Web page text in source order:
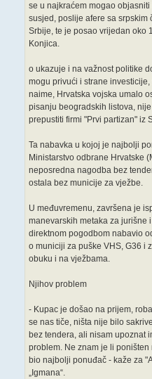
se u najkraćem mogao
susjed, poslije afere sa
Srbije, te je posao vrijedan oko
Konjica.
o ukazuje i na važnost politike
mogu privući i strane
naime, Hrvatska vojska umalo
pisanju beogradskih listova,
prepustiti firmi "Prvi partizan" iz
Ta nabavka u kojoj je najbolji
Ministarstvo odbrane Hrvatske
neposredna nagodba bez
ostala bez municije za vježbe.
U međuvremenu, završena je
manevarskih metaka za jurišne
direktnom pogodbom nabavio
o municiji za puške VHS, G36 i
obuku i na vježbama.
Njihov problem
- Kupac je došao na prijem,
se nas tiče, ništa nije bilo
bez tendera, ali nisam upoznat
problem. Ne znam je li
bio najbolji ponuđač - kaže za
„Igmana“.